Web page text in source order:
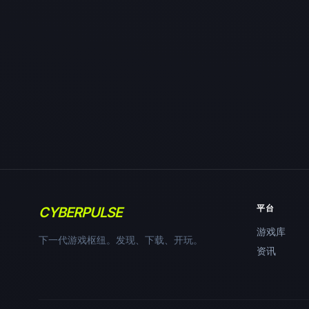
CYBERPULSE
下一代游戏枢纽。发现、下载、开玩。
平台
游戏库
资讯